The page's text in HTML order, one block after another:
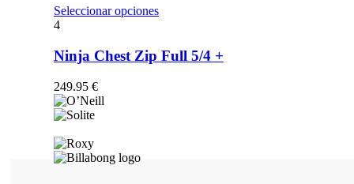
elegir
página
Seleccionar opcionesEste
múltiples
variantes.
4
Ninja Chest Zip Full 5/4 +
249.95 €